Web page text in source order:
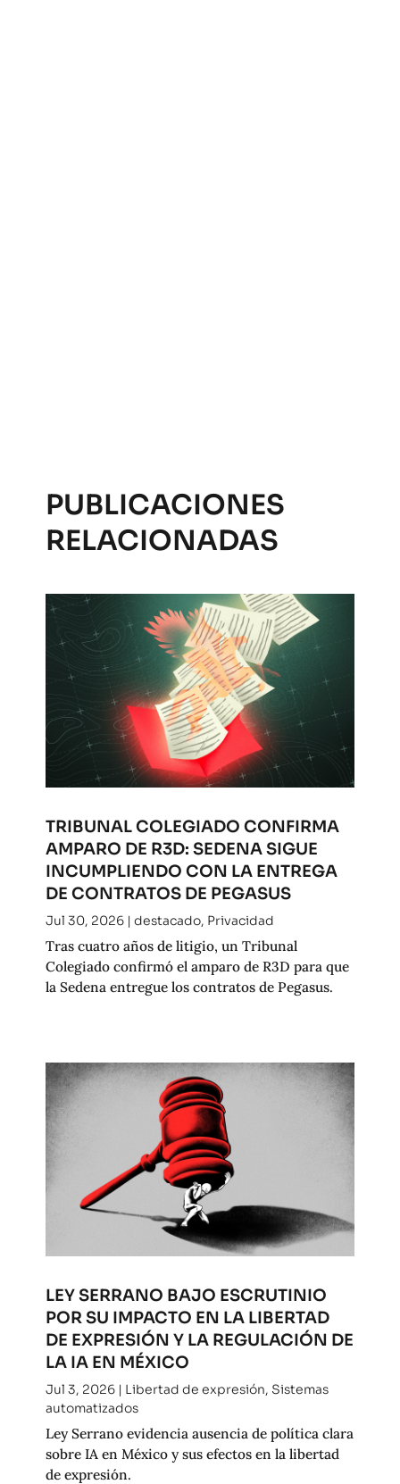
PUBLICACIONES
RELACIONADAS
TRIBUNAL COLEGIADO CONFIRMA
AMPARO DE R3D: SEDENA SIGUE
INCUMPLIENDO CON LA ENTREGA
DE CONTRATOS DE PEGASUS
Jul 30, 2026| destacado, Privacidad
Tras cuatro años de litigio, un Tribunal
Colegiado confirmó el amparo de R3D para que
la Sedena entregue los contratos de Pegasus.
LEY SERRANO BAJO ESCRUTINIO
POR SU IMPACTO EN LA LIBERTAD
DE EXPRESIÓN Y LA REGULACIÓN DE
LA IA EN MÉXICO
Jul 3, 2026| Libertad de expresión, Sistemas
automatizados
Ley Serrano evidencia ausencia de política clara
sobre IA en México y sus efectos en la libertad
de expresión.